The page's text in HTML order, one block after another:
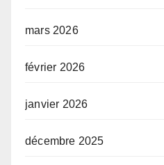
mars 2026
février 2026
janvier 2026
décembre 2025